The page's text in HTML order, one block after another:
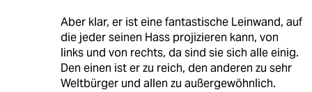
Aber klar, er ist eine fantastische Leinwand, auf
die jeder seinen Hass projizieren kann, von
links und von rechts, da sind sie sich alle einig.
Den einen ist er zu reich, den anderen zu sehr
Weltbürger und allen zu außergewöhnlich.